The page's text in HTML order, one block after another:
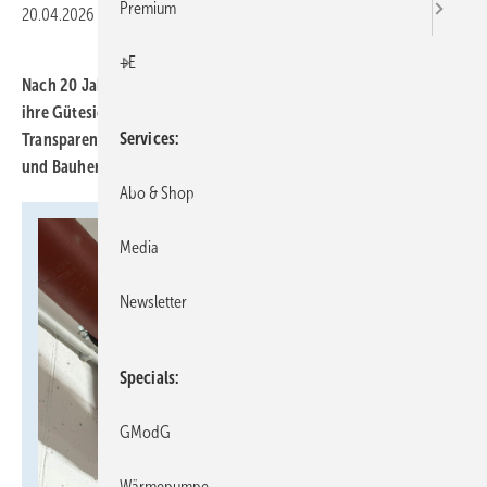
20.04.2026 Druckvorschau
Nach 20 Jahren hat die RAL Gütegemeinschaft Rohrbefestigung
ihre Gütesicherung grundlegend überarbeitet. Ziel ist mehr
Transparenz und Planungssicherheit für Fachbetriebe, Planer
und Bauherren.
Premium
+E
Services
Abo & Shop
Media
Newsletter
Specials
GModG